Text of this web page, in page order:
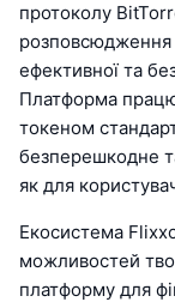
протоколу
розповсюдження
ефективної та
Платформа
токеном
безперешкодне
як для
Екосистема
можливостей
платформу для